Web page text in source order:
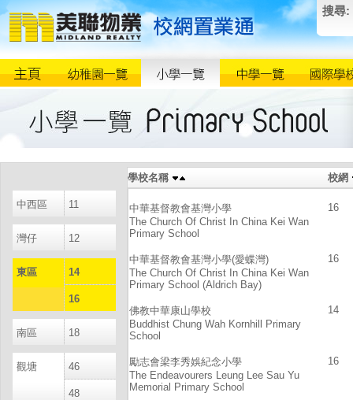
搜尋:
中西區 11
灣仔 12
東區 14
16
南區 18
觀塘 46
48
學校名稱 校網
中華基督教會基灣小學
The Church Of Christ In China Kei Wan
Primary School
16
中華基督教會基灣小學(愛蝶灣)
The Church Of Christ In China Kei Wan
Primary School (Aldrich Bay)
16
佛教中華康山學校
Buddhist Chung Wah Kornhill Primary
School
14
勵志會梁李秀娛紀念小學
The Endeavourers Leung Lee Sau Yu
Memorial Primary School
16